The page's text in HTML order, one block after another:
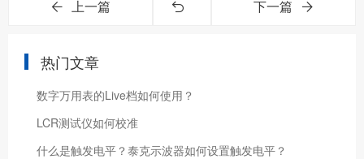
上一篇 下一篇
热门文章
数字万用表的Live档如何使用？
LCR测试仪如何校准
什么是触发电平？泰克示波器如何设置触发电平？